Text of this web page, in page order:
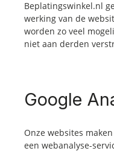
Beplatingswinkel.nl
werking van de
worden zo veel
niet aan derden
Google
Onze websites
een webanalyse-